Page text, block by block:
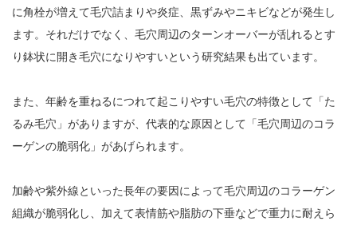
に角栓が増えて毛穴詰まりや炎症、黒ずみやニキビなどが発生し
ます。それだけでなく、毛穴周辺のターンオーバーが乱れるとす
り鉢状に開き毛穴になりやすいという研究結果も出ています。
また、年齢を重ねるにつれて起こりやすい毛穴の特徴として「た
るみ毛穴」がありますが、代表的な原因として「毛穴周辺のコラ
ーゲンの脆弱化」があげられます。
加齢や紫外線といった長年の要因によって毛穴周辺のコラーゲン
組織が脆弱化し、加えて表情筋や脂肪の下垂などで重力に耐えら